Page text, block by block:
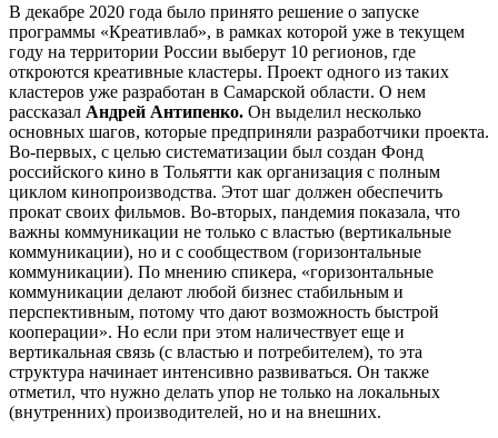
В декабре 2020 года было принято решение о запуске
программы «Креативлаб», в рамках которой уже в текущем
году на территории России выберут 10 регионов, где
откроются креативные кластеры. Проект одного из таких
кластеров уже разработан в Самарской области. О нем
рассказал Андрей Антипенко. Он выделил несколько
основных шагов, которые предприняли разработчики проекта.
Во-первых, с целью систематизации был создан Фонд
российского кино в Тольятти как организация с полным
циклом кинопроизводства. Этот шаг должен обеспечить
прокат своих фильмов. Во-вторых, пандемия показала, что
важны коммуникации не только с властью (вертикальные
коммуникации), но и с сообществом (горизонтальные
коммуникации). По мнению спикера, «горизонтальные
коммуникации делают любой бизнес стабильным и
перспективным, потому что дают возможность быстрой
кооперации». Но если при этом наличествует еще и
вертикальная связь (с властью и потребителем), то эта
структура начинает интенсивно развиваться. Он также
отметил, что нужно делать упор не только на локальных
(внутренних) производителей, но и на внешних.